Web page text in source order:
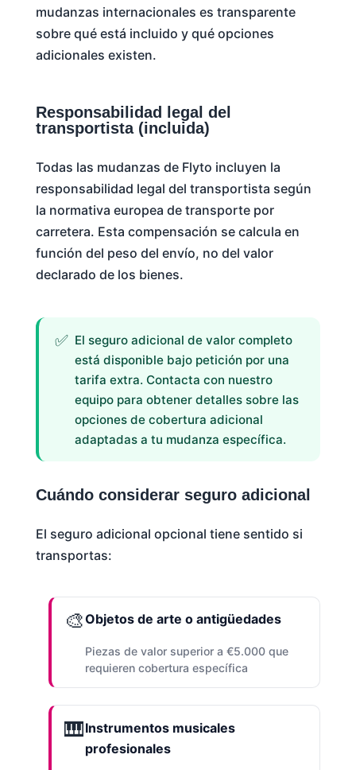
mudanzas internacionales es transparente
sobre qué está incluido y qué opciones
adicionales existen.
Responsabilidad legal del
transportista (incluida)
Todas las mudanzas de Flyto incluyen la
responsabilidad legal del transportista según
la normativa europea de transporte por
carretera. Esta compensación se calcula en
función del peso del envío, no del valor
declarado de los bienes.
El seguro adicional de valor completo
está disponible bajo petición por una
tarifa extra. Contacta con nuestro
equipo para obtener detalles sobre las
opciones de cobertura adicional
adaptadas a tu mudanza específica.
Cuándo considerar seguro adicional
El seguro adicional opcional tiene sentido si
transportas:
🎨Objetos de arte o antigüedades
Piezas de valor superior a €5.000 que
requieren cobertura específica
🎹Instrumentos musicales
profesionales